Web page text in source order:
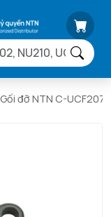
Gối đỡ NTN C-